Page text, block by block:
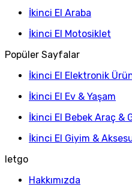
İkinci El Araba
İkinci El Motosiklet
Popüler Sayfalar
İkinci El Elektronik
İkinci El Ev & Yaşam
İkinci El Bebek Araç &
İkinci El Giyim &
letgo
Hakkımızda